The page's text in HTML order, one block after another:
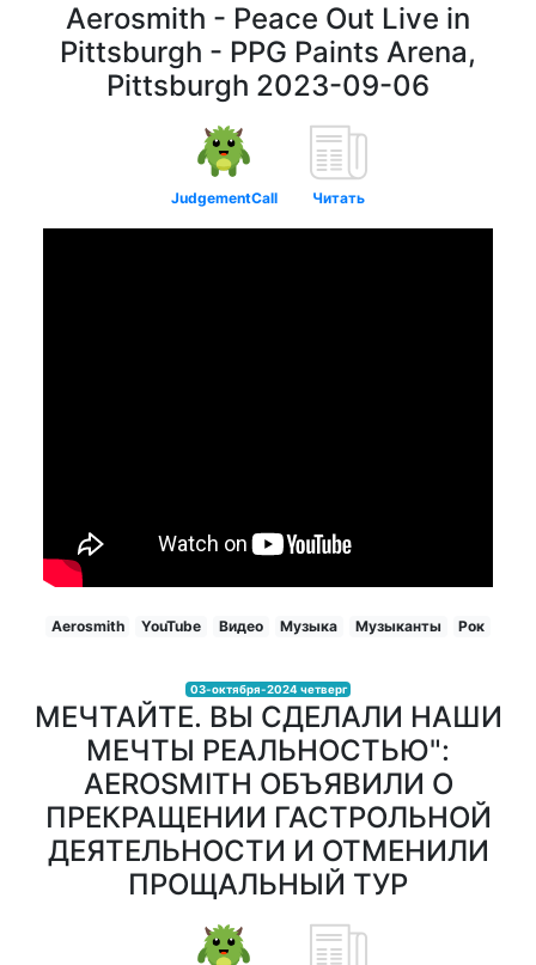
Aerosmith - Peace Out Live in
Pittsburgh - PPG Paints Arena,
Pittsburgh 2023-09-06
JudgementCall Читать
Aerosmith YouTube Видео Музыка Музыканты Рок
03-октября-2024 четверг
МЕЧТАЙТЕ. ВЫ СДЕЛАЛИ НАШИ
МЕЧТЫ РЕАЛЬНОСТЬЮ":
AEROSMITH ОБЪЯВИЛИ О
ПРЕКРАЩЕНИИ ГАСТРОЛЬНОЙ
ДЕЯТЕЛЬНОСТИ И ОТМЕНИЛИ
ПРОЩАЛЬНЫЙ ТУР